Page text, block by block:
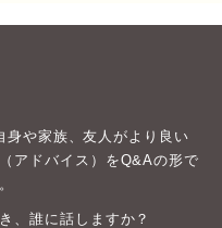
や家族、友人がより良い
アドバイス）をQ&Aの形で
、誰に話しますか？